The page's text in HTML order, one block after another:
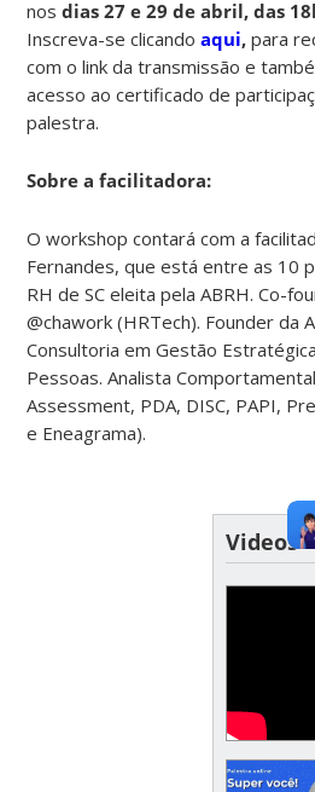
nosdias 27 e 29 de abril, das
Inscreva-se clicandoaqui,para
com o link da transmissão e
acesso ao certificado de
palestra.
Sobre a facilitadora:
O workshop contará com a
Fernandes, que está entre as 10
RH de SC eleita pela ABRH. Co-
@chawork (HRTech). Founder da
Consultoria em Gestão
Pessoas. Analista
Assessment, PDA, DISC, PAPI,
e Eneagrama).
Videos